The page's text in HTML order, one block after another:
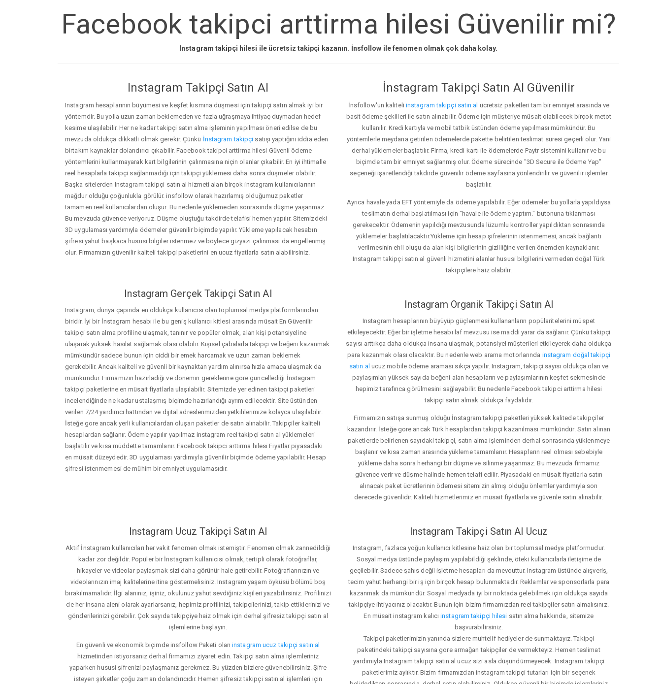
Facebook takipci arttirma hilesi Güvenilir mi?
Instagram takipçi hilesi ile ücretsiz takipçi kazanın. İnsfollow ile fenomen olmak çok daha kolay.
Instagram Takipçi Satın Al
Instagram hesaplarının büyümesi ve keşfet kısmına düşmesi için takipçi satın almak iyi bir
yöntemdir. Bu yolla uzun zaman beklemeden ve fazla uğraşmaya ihtiyaç duymadan hedef
kesime ulaşılabilir. Her ne kadar takipçi satın alma işleminin yapılması öneri edilse de bu
mevzuda oldukça dikkatli olmak gerekir. Çünkü İnstagram takipçi satışı yaptığını iddia eden
birtakım kaynaklar dolandırıcı çıkabilir. Facebook takipci arttirma hilesi Güvenli ödeme
yöntemlerini kullanmayarak kart bilgilerinin çalınmasına niçin olanlar çıkabilir. En iyi ihtimalle
reel hesaplarla takipçi sağlanmadığı için takipçi yüklemesi daha sonra düşmeler olabilir.
Başka sitelerden Instagram takipçi satın al hizmeti alan birçok instagram kullanıcılarının
mağdur olduğu çoğunlukla görülür. insfollow olarak hazırlamış olduğumuz paketler
tamamen reel kullanıcılardan oluşur. Bu nedenle yüklemeden sonrasında düşme yaşanmaz.
Bu mevzuda güvence veriyoruz. Düşme oluştuğu takdirde telafisi hemen yapılır. Sitemizdeki
3D uygulaması yardımıyla ödemeler güvenilir biçimde yapılır. Yükleme yapılacak hesabın
şifresi yahut başkaca hususi bilgiler istenmez ve böylece gizyazı çalınması da engellenmiş
olur. Firmamızın güvenilir kaliteli takipçi paketlerini en ucuz fiyatlarla satın alabilirsiniz.
İnstagram Takipçi Satın Al Güvenilir
İnsfollow'un kaliteli instagram takipçi satın al ücretsiz paketleri tam bir emniyet arasında ve
basit ödeme şekilleri ile satın alınabilir. Ödeme için müşteriye müsait olabilecek birçok metot
kullanılır. Kredi kartıyla ve mobil tatbik üstünden ödeme yapılması mümkündür. Bu
yöntemlerle meydana getirilen ödemelerde pakette belirtilen teslimat süresi geçerli olur. Yani
derhal yüklemeler başlatılır. Firma, kredi kartı ile ödemelerde Paytr sistemini kullanır ve bu
biçimde tam bir emniyet sağlanmış olur. Ödeme sürecinde "3D Secure ile Ödeme Yap"
seçeneği işaretlendiği takdirde güvenilir ödeme sayfasına yönlendirilir ve güvenilir işlemler
başlatılır.
Ayrıca havale yada EFT yöntemiyle da ödeme yapılabilir. Eğer ödemeler bu yollarla yapıldıysa
teslimatın derhal başlatılması için "havale ile ödeme yaptım." butonuna tıklanması
gerekecektir. Ödemenin yapıldığı mevzusunda lüzumlu kontroller yapıldıktan sonrasında
yüklemeler başlatılacaktır.Yükleme için hesap şifrelerinin istenmemesi, ancak bağlantı
verilmesinin ehil oluşu da alan kişi bilgilerinin gizliliğine verilen önemden kaynaklanır.
Instagram takipçi satın al güvenli hizmetini alanlar hususi bilgilerini vermeden doğal Türk
takipçilere haiz olabilir.
Instagram Gerçek Takipçi Satın Al
Instagram, dünya çapında en oldukça kullanıcısı olan toplumsal medya platformlarından
biridir. İyi bir İnstagram hesabı ile bu geniş kullanıcı kitlesi arasında müsait En Güvenilir
takipçi satın alma profiline ulaşmak, tanınır ve popüler olmak, alan kişi potansiyeline
ulaşarak yüksek hasılat sağlamak olası olabilir. Kişisel çabalarla takipçi ve beğeni kazanmak
mümkündür sadece bunun için ciddi bir emek harcamak ve uzun zaman beklemek
gerekebilir. Ancak kaliteli ve güvenli bir kaynaktan yardım alınırsa hızla amaca ulaşmak da
mümkündür. Firmamızın hazırladığı ve dönemin gereklerine gore güncellediği İnstagram
takipçi paketlerine en müsait fiyatlarla ulaşılabilir. Sitemizde yer edinen takipçi paketleri
incelendiğinde ne kadar ustalaşmış biçimde hazırlandığı ayrım edilecektir. Site üstünden
verilen 7/24 yardımcı hattından ve dijital adreslerimizden yetkililerimize kolayca ulaşılabilir.
İsteğe gore ancak yerli kullanıcılardan oluşan paketler de satın alınabilir. Takipçiler kaliteli
hesaplardan sağlanır. Ödeme yapılır yapılmaz instagram reel takipçi satın al yüklemeleri
başlatılır ve kısa müddette tamamlanır. Facebook takipci arttirma hilesi Fiyatlar piyasadaki
en müsait düzeydedir. 3D uygulaması yardımıyla güvenilir biçimde ödeme yapılabilir. Hesap
şifresi istenmemesi de mühim bir emniyet uygulamasıdır.
Instagram Organik Takipçi Satın Al
Instagram hesaplarının büyüyüp güçlenmesi kullananların popülaritelerini müspet
etkileyecektir. Eğer bir işletme hesabı laf mevzusu ise maddi yarar da sağlanır. Çünkü takipçi
sayısı arttıkça daha oldukça insana ulaşmak, potansiyel müşterileri etkileyerek daha oldukça
para kazanmak olası olacaktır. Bu nedenle web arama motorlarında instagram doğal takipçi
satın al ucuz mobile ödeme araması sıkça yapılır. Instagram, takipçi sayısı oldukça olan ve
paylaşımları yüksek sayıda beğeni alan hesapların ve paylaşımlarının keşfet sekmesinde
hepimiz tarafınca görülmesini sağlayabilir. Bu nedenle Facebook takipci arttirma hilesi
takipçi satın almak oldukça faydalıdır.
Firmamızın satışa sunmuş olduğu İnstagram takipçi paketleri yüksek kalitede takipçiler
kazandırır. İsteğe gore ancak Türk hesaplardan takipçi kazanılması mümkündür. Satın alınan
paketlerde belirlenen sayıdaki takipçi, satın alma işleminden derhal sonrasında yüklenmeye
başlanır ve kısa zaman arasında yükleme tamamlanır. Hesapların reel olması sebebiyle
yükleme daha sonra herhangi bir düşme ve silinme yaşanmaz. Bu mevzuda firmamız
güvence verir ve düşme halinde hemen telafi edilir. Piyasadaki en müsait fiyatlarla satın
alınacak paket ücretlerinin ödemesi sitemizin almış olduğu önlemler yardımıyla son
derecede güvenlidir. Kaliteli hizmetlerimiz en müsait fiyatlarla ve güvenle satın alınabilir.
Instagram Ucuz Takipçi Satın Al
Aktif İnstagram kullanıcıları her vakit fenomen olmak istemiştir. Fenomen olmak zannedildiği
kadar zor değildir. Popüler bir İnstagram kullanıcısı olmak, tertipli olarak fotoğraflar,
hikayeler ve videolar paylaşmak sizi daha görünür hale getirebilir. Fotoğraflarınızın ve
videolarınızın imaj kalitelerine itina göstermelisiniz. Instagram yaşam öyküsü bölümü boş
bırakılmamalıdır. İlgi alanınız, işiniz, okulunuz yahut sevdiğiniz kişileri yazabilirsiniz. Profilinizi
de her insana aleni olarak ayarlarsanız, hepimiz profilinizi, takipçilerinizi, takip ettiklerinizi ve
gönderilerinizi görebilir. Çok sayıda takipçiye haiz olmak için derhal şifresiz takipçi satın al
işlemlerine başlayın.
En güvenli ve ekonomik biçimde insfollow Paketi olaninstagram ucuz takipçi satın al
hizmetinden istiyorsanız derhal firmamızı ziyaret edin. Takipçi satın alma işlemleriniz
yaparken hususi şifrenizi paylaşmanız gerekmez. Bu yüzden bizlere güvenebilirsiniz. Şifre
isteyen şirketler çoğu zaman dolandırıcıdır. Hemen şifresiz takipçi satın al işlemleri için
Instagram Takipçi Satın Al Ucuz
Instagram, fazlaca yoğun kullanıcı kitlesine haiz olan bir toplumsal medya platformudur.
Sosyal medya üstünde paylaşım yapılabildiği şeklinde, öteki kullanıcılarla iletişime de
geçilebilir. Sadece şahıs değil işletme hesapları da mevcuttur. Instagram üstünde alışveriş,
tecim yahut herhangi bir iş için birçok hesap bulunmaktadır. Reklamlar ve sponsorlarla para
kazanmak da mümkündür. Sosyal medyada iyi bir noktada gelebilmek için oldukça sayıda
takipçiye ihtiyacınız olacaktır. Bunun için bizim firmamızdan reel takipçiler satın almalısınız.
En müsait instagram kalıcıinstagram takipçi hilesi satın alma hakkında, sitemize
başvurabilirsiniz.
Takipçi paketlerimizin yanında sizlere muhtelif hediyeler de sunmaktayız. Takipçi
paketindeki takipçi sayısına gore armağan takipçiler de vermekteyiz. Hemen teslimat
yardımıyla Instagram takipçi satın al ucuz sizi asla düşündürmeyecek. Instagram takipçi
paketlerimiz aylıktır. Bizim firmamızdan instagram takipçi tutarları için bir seçenek